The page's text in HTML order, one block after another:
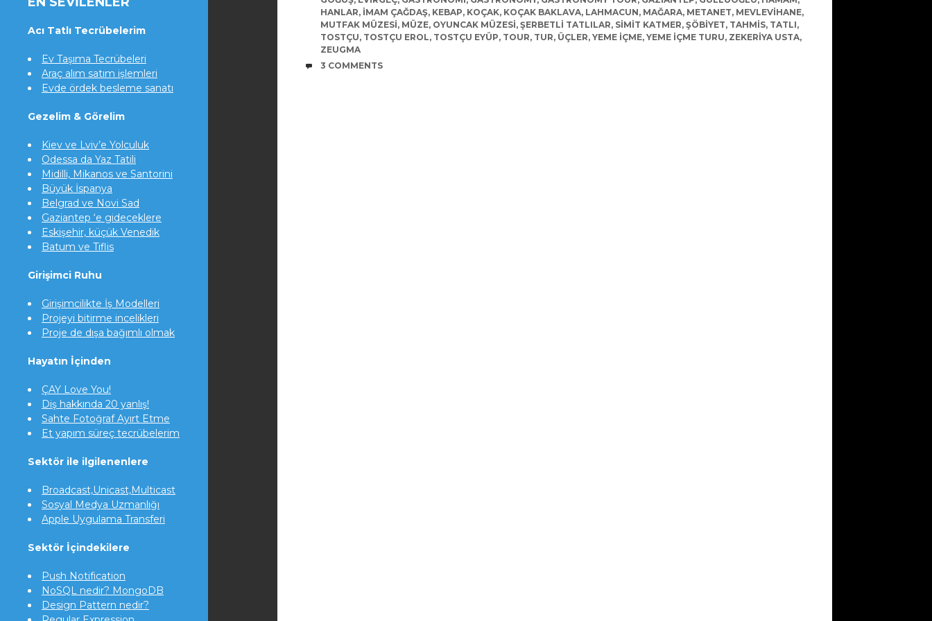
Acı Tatlı Tecrübelerim
Ev Taşıma Tecrübeleri
Araç alım satım işlemleri
Evde ördek besleme sanatı
Gezelim & Görelim
Kiev ve Lviv’e Yolculuk
Odessa da Yaz Tatili
Midilli, Mikanos ve Santorini
Büyük İspanya
Belgrad ve Novi Sad
Gaziantep ‘e gideceklere
Eskişehir, küçük Venedik
Batum ve Tiflis
Girişimci Ruhu
Girişimcilikte İş Modelleri
Projeyi bitirme incelikleri
Proje de dışa bağımlı olmak
Hayatın İçinden
ÇAY Love You!
Diş hakkında 20 yanlış!
Sahte Fotoğraf Ayırt Etme
Et yapım süreç tecrübelerim
Sektör ile ilgilenenlere
Broadcast,Unicast,Multicast
Sosyal Medya Uzmanlığı
Apple Uygulama Transferi
Sektör İçindekilere
Push Notification
NoSQL nedir? MongoDB
Design Pattern nedir?
HANLAR, IMAM ÇAĞDAŞ, KEBAP, KOÇAK, KOÇAK BAKLAVA, LAHMACUN, MAĞARA, METANET, MEVLEVIHANE,
MUTFAK MÜZESI, MÜZE, OYUNCAK MÜZESI, ŞERBETLI TATLILAR, SIMIT KATMER, ŞÖBIYET, TAHMIS, TATLI,
TOSTÇU, TOSTÇU EROL, TOSTÇU EYÜP, TOUR, TUR, ÜÇLER, YEME IÇME, YEME IÇME TURU, ZEKERIYA USTA,
ZEUGMA
COMMENTS
3 COMMENTS